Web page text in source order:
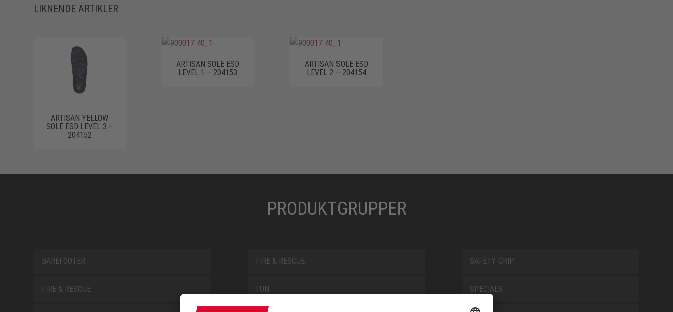
LIKNENDE ARTIKLER
ARTISAN YELLOW
SOLE ESD LEVEL 3 –
204152
ARTISAN SOLE ESD
LEVEL 1 – 204153
ARTISAN SOLE ESD
LEVEL 2 – 204154
PRODUKTGRUPPER
BAREFOOTER
FIRE & RESCUE
FIRE & RESCUE
FUN
SAFETY-GRIP
SPECIALS